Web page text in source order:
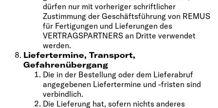
dürfen nur mit vorheriger schriftlicher
Zustimmung der Geschäftsführung von REMUS
für Fertigungen und Lieferungen des
VERTRAGSPARTNERS an Dritte verwendet
werden.
Liefertermine, Transport,
Gefahrenübergang
Die in der Bestellung oder dem Lieferabruf
angegebenen Liefertermine und -fristen sind
verbindlich.
Die Lieferung hat, sofern nichts anderes